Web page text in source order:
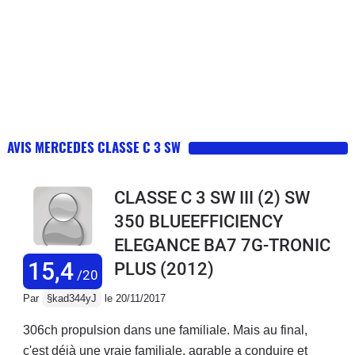
AVIS MERCEDES CLASSE C 3 SW
15,4/20
CLASSE C 3 SW III (2) SW
350 BLUEEFFICIENCY
ELEGANCE BA7 7G-TRONIC
PLUS (2012)
Par §kad344yJ le 20/11/2017
306ch propulsion dans une familiale. Mais au final,
c'est déjà une vraie familiale, agrable a conduire et